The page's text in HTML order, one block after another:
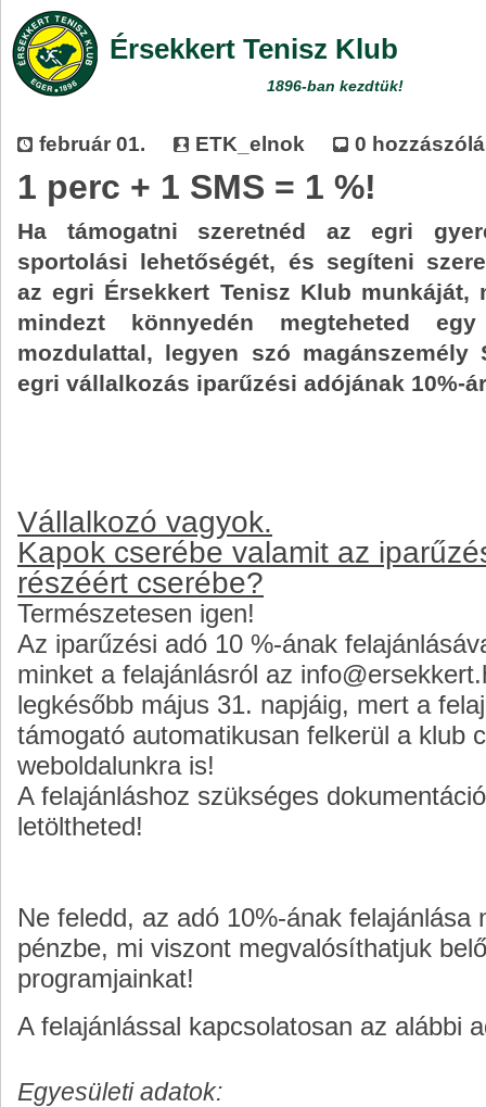
Érsekkert Tenisz Klub
1896-ban kezdtük!
február 01. ETK_elnok 0
1 perc + 1 SMS = 1 %!
Ha támogatni szeretnéd az egri
sportolási lehetőségét, és segíteni
az egri Érsekkert Tenisz Klub munkáját,
mindezt könnyedén megteheted
mozdulattal, legyen szó magánszemély
egri vállalkozás iparűzési adójának 10%-
Vállalkozó vagyok.
Kapok cserébe valamit az
részéért cserébe?
Természetesen igen!
Az iparűzési adó 10 %-ának
minket a felajánlásról az
legkésőbb május 31. napjáig, mert a
támogató automatikusan felkerül a klub
weboldalunkra is!
A felajánláshoz szükséges
letöltheted!
Ne feledd, az adó 10%-ának felajánlása
pénzbe, mi viszont megvalósíthatjuk
programjainkat!
A felajánlással kapcsolatosan az alábbi
Egyesületi adatok: